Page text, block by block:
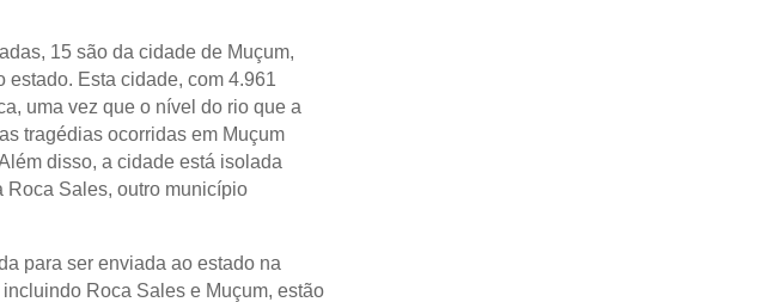
15 são da cidade de Muçum,
estado. Esta cidade, com 4.961
uma vez que o nível do rio que a
tragédias ocorridas em Muçum
disso, a cidade está isolada
Roca Sales, outro município
para ser enviada ao estado na
Roca Sales e Muçum, estão